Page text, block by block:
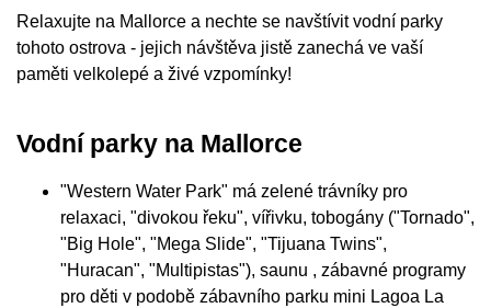
Relaxujte na Mallorce a nechte se navštívit vodní parky
tohoto ostrova - jejich návštěva jistě zanechá ve vaší
paměti velkolepé a živé vzpomínky!
Vodní parky na Mallorce
"Western Water Park" má zelené trávníky pro
relaxaci, "divokou řeku", vířivku, tobogány ("Tornado",
"Big Hole", "Mega Slide", "Tijuana Twins",
"Huracan", "Multipistas"), saunu , zábavné programy
pro děti v podobě zábavního parku mini Lagoa La